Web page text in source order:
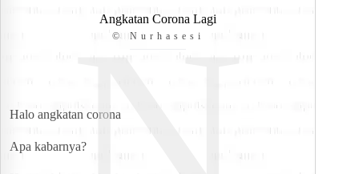
Angkatan Corona Lagi
© Nurhasesi
Halo angkatan corona
Apa kabarnya?